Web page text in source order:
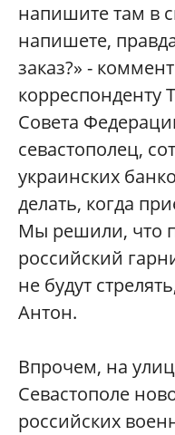
напишите там в
напишете,
заказ?» -
корреспонденту
Совета
севастополец,
украинских
делать, когда
Мы решили, что
российский
не будут
Антон.
Впрочем, на
Севастополе
российских